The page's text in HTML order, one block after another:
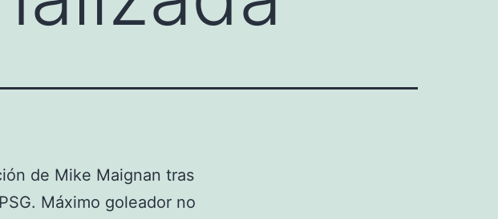
de Mike Maignan tras
Máximo goleador no